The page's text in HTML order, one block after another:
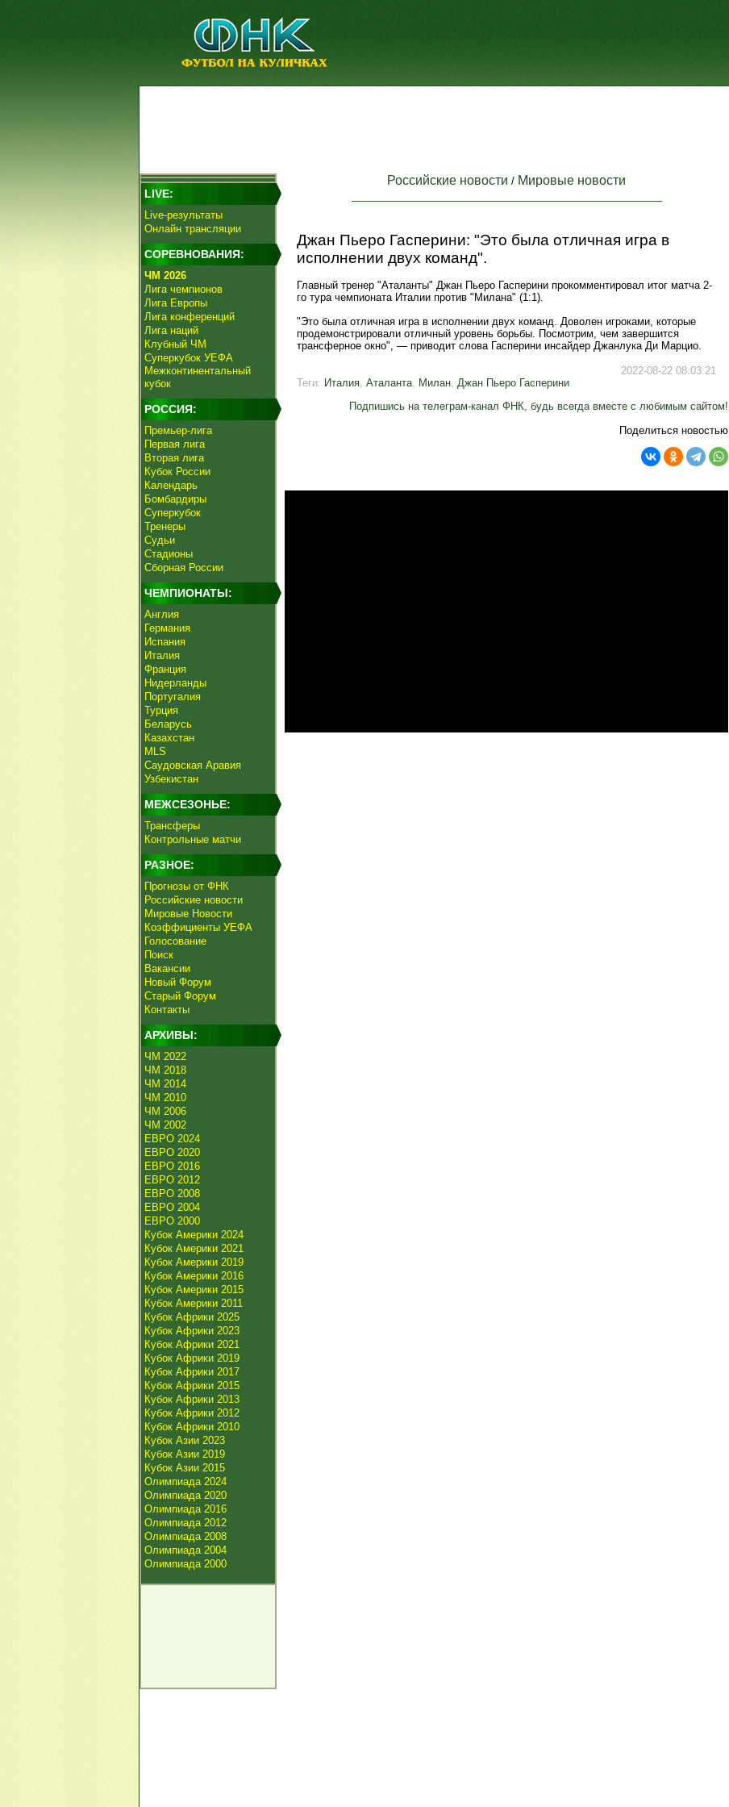
LIVE:
Live-результаты
Онлайн трансляции
СОРЕВНОВАНИЯ:
ЧМ 2026
Лига чемпионов
Лига Европы
Лига конференций
Лига наций
Клубный ЧМ
Суперкубок УЕФА
Межконтинентальный
кубок
РОССИЯ:
Премьер-лига
Первая лига
Вторая лига
Кубок России
Календарь
Бомбардиры
Суперкубок
Тренеры
Судьи
Стадионы
Сборная России
ЧЕМПИОНАТЫ:
Англия
Германия
Испания
Италия
Франция
Нидерланды
Португалия
Турция
Беларусь
Казахстан
MLS
Саудовская Аравия
Узбекистан
МЕЖСЕЗОНЬЕ:
Трансферы
Контрольные матчи
РАЗНОЕ:
Прогнозы от ФНК
Российские новости
Мировые Новости
Коэффициенты УЕФА
Голосование
Поиск
Вакансии
Новый Форум
Старый Форум
Контакты
АРХИВЫ:
ЧМ 2022
ЧМ 2018
ЧМ 2014
ЧМ 2010
ЧМ 2006
ЧМ 2002
ЕВРО 2024
ЕВРО 2020
ЕВРО 2016
ЕВРО 2012
ЕВРО 2008
ЕВРО 2004
ЕВРО 2000
Кубок Америки 2024
Кубок Америки 2021
Кубок Америки 2019
Кубок Америки 2016
Кубок Америки 2015
Кубок Америки 2011
Кубок Африки 2025
Кубок Африки 2023
Кубок Африки 2021
Кубок Африки 2019
Кубок Африки 2017
Кубок Африки 2015
Кубок Африки 2013
Кубок Африки 2012
Кубок Африки 2010
Кубок Азии 2023
Кубок Азии 2019
Кубок Азии 2015
Олимпиада 2024
Олимпиада 2020
Олимпиада 2016
Олимпиада 2012
Олимпиада 2008
Олимпиада 2004
Олимпиада 2000
Российские новости / Мировые новости
Джан Пьеро Гасперини: "Это была отличная игра в
исполнении двух команд".
Главный тренер "Аталанты" Джан Пьеро Гасперини прокомментировал итог матча 2-
го тура чемпионата Италии против "Милана" (1:1).
"Это была отличная игра в исполнении двух команд. Доволен игроками, которые
продемонстрировали отличный уровень борьбы. Посмотрим, чем завершится
трансферное окно", — приводит слова Гасперини инсайдер Джанлука Ди Марцио.
2022-08-22 08:03:21
Теги: Италия, Аталанта, Милан, Джан Пьеро Гасперини
Подпишись на телеграм-канал ФНК, будь всегда вместе с любимым сайтом!
Поделиться новостью